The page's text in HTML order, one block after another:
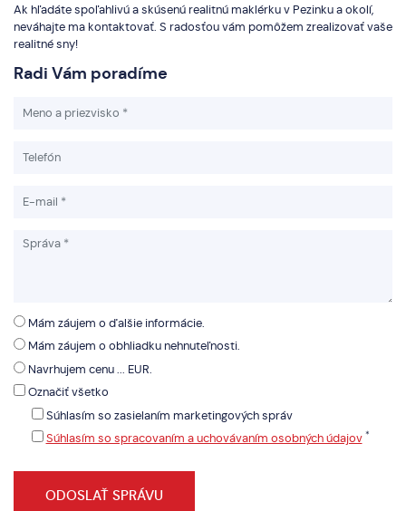
Ak hľadáte spoľahlivú a skúsenú realitnú maklérku v Pezinku a okolí,
neváhajte ma kontaktovať. S radosťou vám pomôžem zrealizovať vaše
realitné sny!
Radi Vám poradíme
Mám záujem o ďalšie informácie.
Mám záujem o obhliadku nehnuteľnosti.
Navrhujem cenu ... EUR.
Označiť všetko
Súhlasím so zasielaním marketingových správ
Súhlasím so spracovaním a uchovávaním osobných údajov *